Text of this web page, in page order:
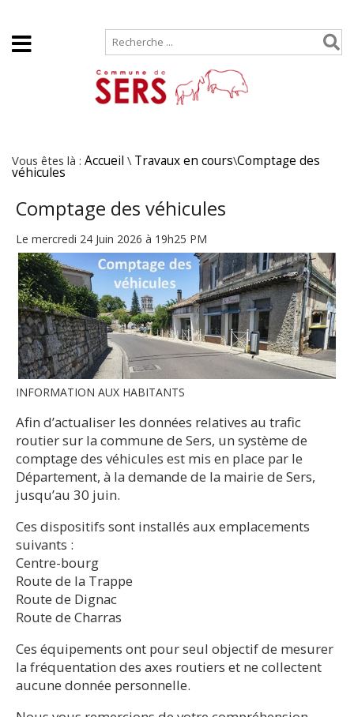
Vous êtes là : Accueil \ Travaux en cours\Comptage des
véhicules
Comptage des véhicules
Le mercredi 24 Juin 2026 à 19h25 PM
INFORMATION AUX HABITANTS
Afin d’actualiser les données relatives au trafic
routier sur la commune de Sers, un système de
comptage des véhicules est mis en place par le
Département, à la demande de la mairie de Sers,
jusqu’au 30 juin.
Ces dispositifs sont installés aux emplacements
suivants :
Centre-bourg
Route de la Trappe
Route de Dignac
Route de Charras
Ces équipements ont pour seul objectif de mesurer
la fréquentation des axes routiers et ne collectent
aucune donnée personnelle.